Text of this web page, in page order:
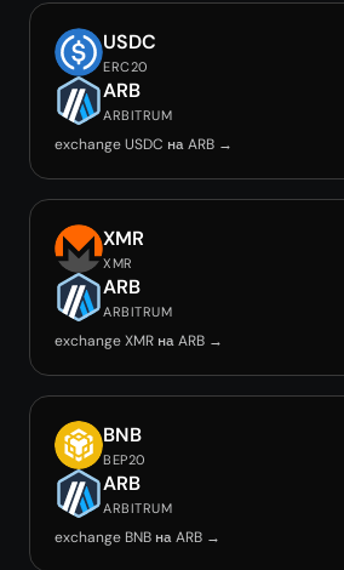
USDC
ERC20
ARB
ARBITRUM
exchange USDC на ARB →
XMR
XMR
ARB
ARBITRUM
exchange XMR на ARB →
BNB
BEP20
ARB
ARBITRUM
exchange BNB на ARB →